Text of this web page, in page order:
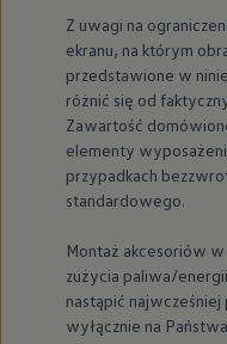
Gwarancje
Lampki
Starsze
Oferty
Dla
Dla
Informacje dla
Świat Volkswagena
Volkswagen
Lifestyle
Z uwagi na
ekranu, na którym
przedstawione w
różnić się od
Zawartość
elementy
przypadkach
standardowego.
Montaż akcesoriów
zużycia paliwa/
nastąpić
wyłącznie na